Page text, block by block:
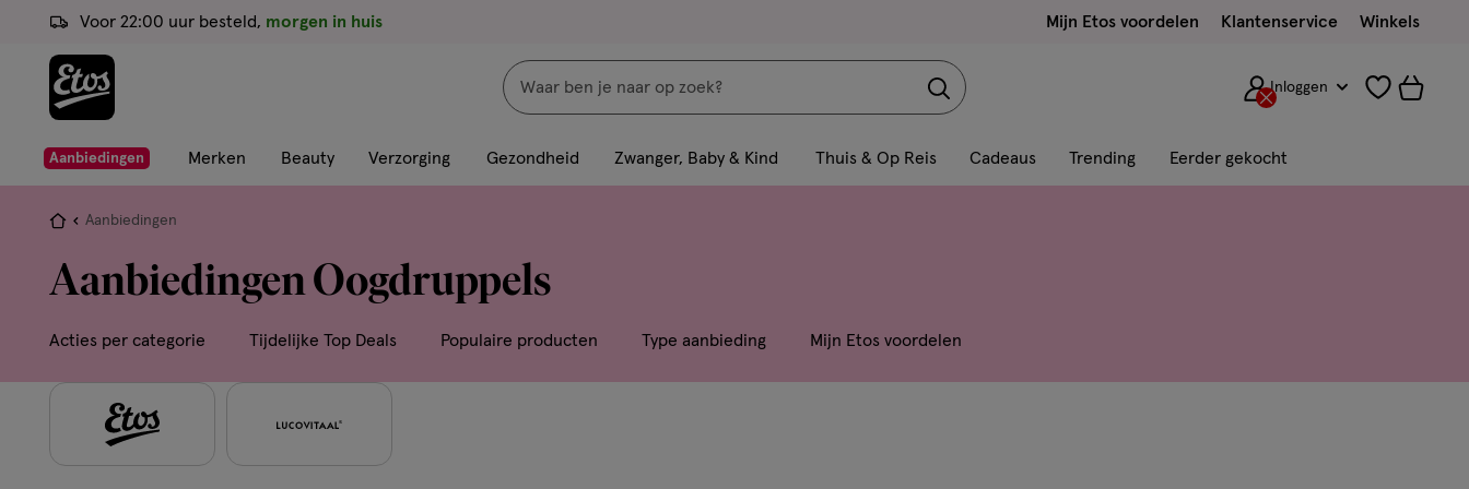
ga
de
hoofd
ga
naar
de
ga
naar
Voor 22:00 uur besteld, morgen in huis Mijn Etos voordelen Klantenservice Winkels
Zoeken
met
dit
een
volledig
met
geavanceerde
Inloggen
Aanbiedingen Merken Beauty Verzorging Gezondheid Zwanger, Baby & Kind Thuis & Op Reis Cadeaus Trending Eerder gekocht
Je
hier:
Aanbiedingen
Aanbiedingen Oogdruppels
Acties per categorie Tijdelijke Top Deals Populaire producten Type aanbieding Mijn Etos voordelen